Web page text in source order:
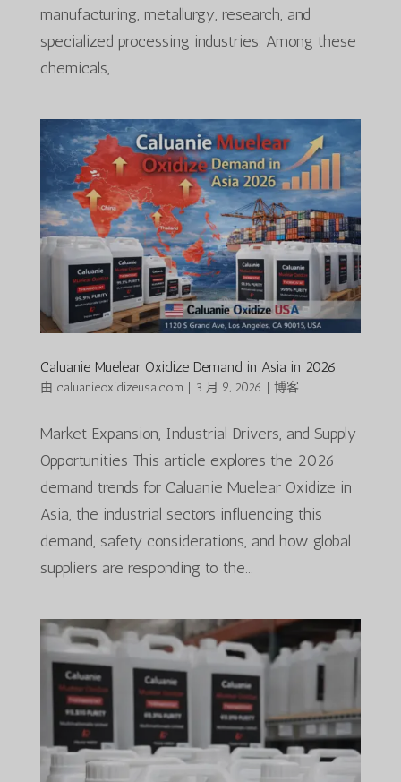
manufacturing, metallurgy, research, and
specialized processing industries. Among these
chemicals,...
Caluanie Muelear Oxidize Demand in Asia in 2026
由 caluanieoxidizeusa.com | 3 月 9, 2026 | 博客
Market Expansion, Industrial Drivers, and Supply
Opportunities This article explores the 2026
demand trends for Caluanie Muelear Oxidize in
Asia, the industrial sectors influencing this
demand, safety considerations, and how global
suppliers are responding to the...